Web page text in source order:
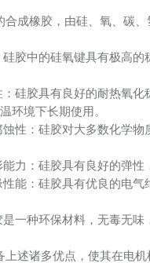
合成橡胶，由硅、氧、碳
硅胶中的硅氧键具有极高
：硅胶具有良好的耐热氧
环境下长期使用。
性：硅胶对大多数化学
力：硅胶具有良好的弹
性能：硅胶具有优良的电
一种环保材料，无毒无味
上述诸多优点，使其在电